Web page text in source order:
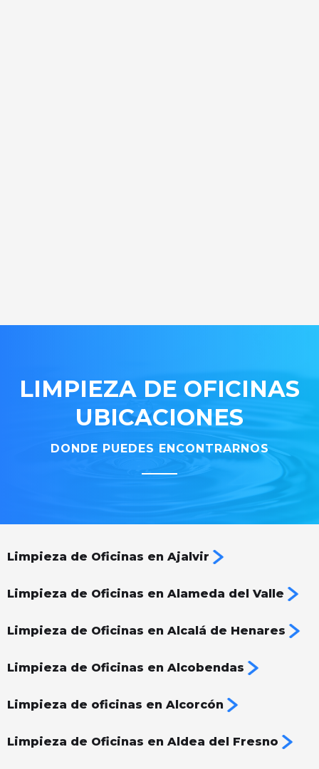
LIMPIEZA DE OFICINAS
UBICACIONES
DONDE PUEDES ENCONTRARNOS
Limpieza de Oficinas en Ajalvir
Limpieza de Oficinas en Alameda del Valle
Limpieza de Oficinas en Alcalá de Henares
Limpieza de Oficinas en Alcobendas
Limpieza de oficinas en Alcorcón
Limpieza de Oficinas en Aldea del Fresno